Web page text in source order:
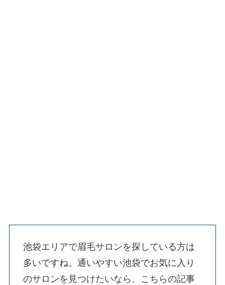
池袋エリアで眉毛サロンを探している方は
多いですね。通いやすい池袋でお気に入り
のサロンを見つけたいなら、こちらの記事